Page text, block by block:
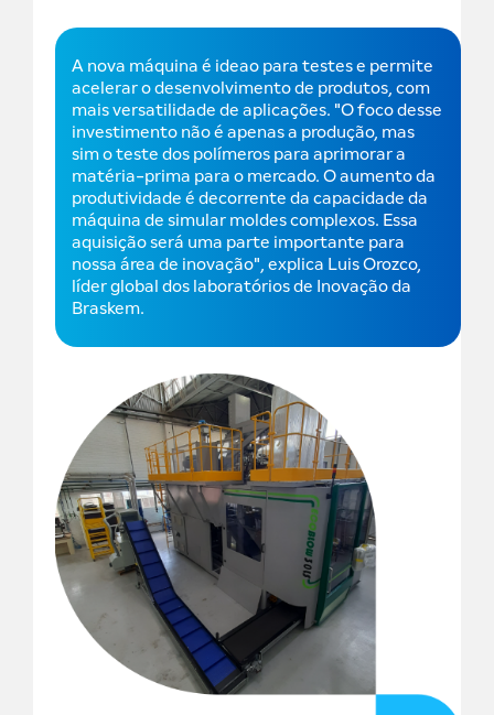
A nova máquina é ideao para testes e permite
acelerar o desenvolvimento de produtos, com
mais versatilidade de aplicações. "O foco desse
investimento não é apenas a produção, mas
sim o teste dos polímeros para aprimorar a
matéria-prima para o mercado. O aumento da
produtividade é decorrente da capacidade da
máquina de simular moldes complexos. Essa
aquisição será uma parte importante para
nossa área de inovação", explica Luis Orozco,
líder global dos laboratórios de Inovação da
Braskem.